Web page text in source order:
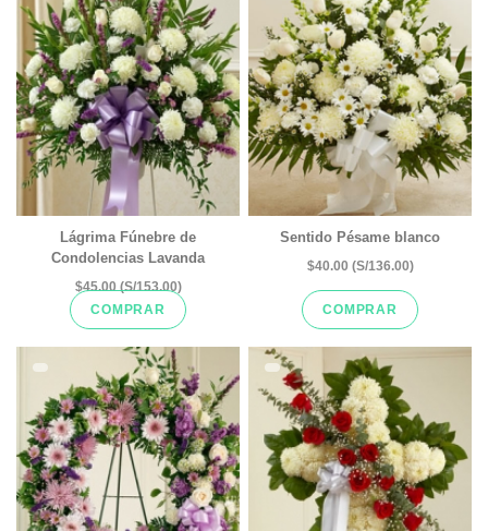
Lágrima Fúnebre de
Condolencias Lavanda
$45.00 (S/153.00)
COMPRAR
Sentido Pésame blanco
$40.00 (S/136.00)
COMPRAR